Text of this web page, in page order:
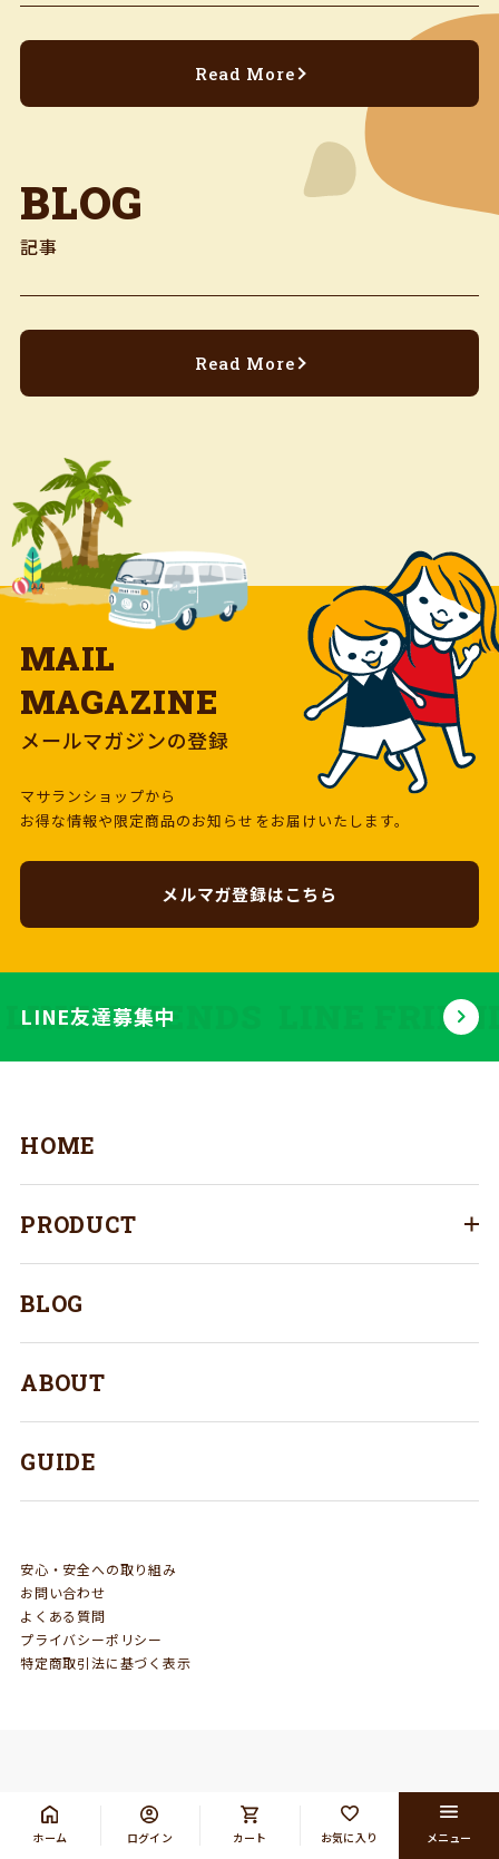
ホーム ログイン カート お気に入り メニュー
Read More
BLOG
記事
Read More
MAIL
MAGAZINE
メールマガジンの登録
マサランショップから
お得な情報や限定商品のお知らせをお届けいたします。
メルマガ登録はこちら
FRIENDS LINE
LINE友達募集中
HOME
PRODUCT
BLOG
ABOUT
GUIDE
安心・安全への取り組み
お問い合わせ
よくある質問
プライバシーポリシー
特定商取引法に基づく表示